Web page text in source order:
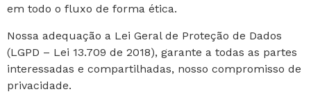
em todo o fluxo de forma ética.
Nossa adequação a Lei Geral de Proteção de Dados
(LGPD – Lei 13.709 de 2018), garante a todas as partes
interessadas e compartilhadas, nosso compromisso de
privacidade.